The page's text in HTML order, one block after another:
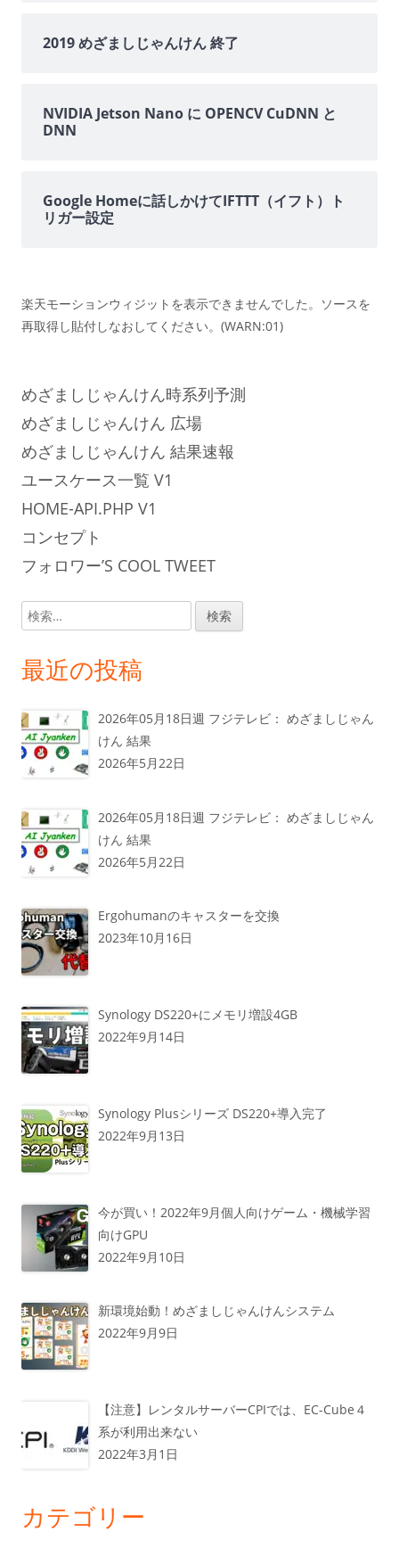
2019 めざましじゃんけん 終了
NVIDIA Jetson Nano に OPENCV CuDNN と
DNN
Google Homeに話しかけてIFTTT（イフト）ト
リガー設定
楽天モーションウィジットを表示できませんでした。ソースを
再取得し貼付しなおしてください。(WARN:01)
めざましじゃんけん時系列予測
めざましじゃんけん 広場
めざましじゃんけん 結果速報
ユースケース一覧 V1
HOME-API.PHP V1
コンセプト
フォロワー’S COOL TWEET
検
索:
最近の投稿
2026年05月18日週 フジテレビ： めざましじゃん
けん 結果
2026年5月22日
2026年05月18日週 フジテレビ： めざましじゃん
けん 結果
2026年5月22日
Ergohumanのキャスターを交換
2023年10月16日
Synology DS220+にメモリ増設4GB
2022年9月14日
Synology Plusシリーズ DS220+導入完了
2022年9月13日
今が買い！2022年9月個人向けゲーム・機械学習
向けGPU
2022年9月10日
新環境始動！めざましじゃんけんシステム
2022年9月9日
【注意】レンタルサーバーCPIでは、EC-Cube４
系が利用出来ない
2022年3月1日
カテゴリー